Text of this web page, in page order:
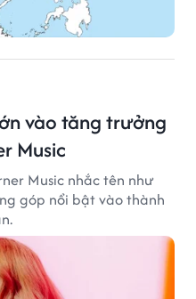
vào tăng trưởng
Music
Music nhắc tên như
góp nổi bật vào thành